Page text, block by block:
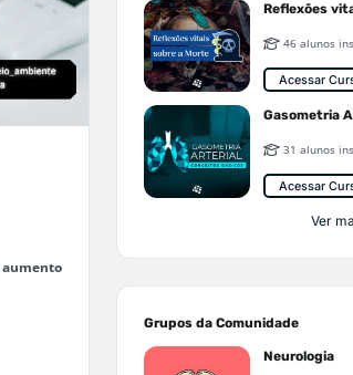
aumento
Reflexões
46 alunos
Acessar
Gasometria
31 alunos
Acessar
Ver
Grupos da Comunidade
Neurologia